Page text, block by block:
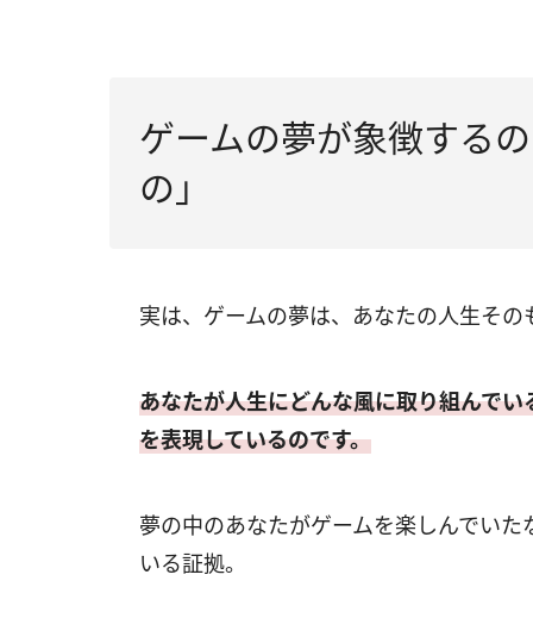
ゲームの夢が象徴する
の」
実は、ゲームの夢は、あなたの人生その
あなたが人生にどんな風に取り組んで
を表現しているのです。
夢の中のあなたがゲームを楽しんでい
いる証拠。